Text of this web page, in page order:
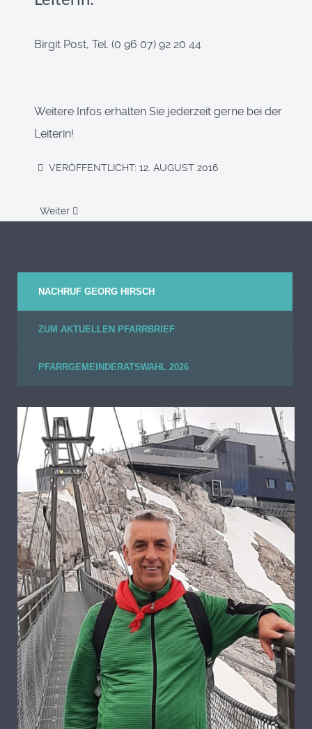
Birgit Post, Tel. (0 96 07) 92 20 44
Weitere Infos erhalten Sie jederzeit gerne bei der
Leiterin!
VERÖFFENTLICHT: 12. AUGUST 2016
Nächster Beitrag: Mutter - Kind - Gruppe
Weiter
NACHRUF GEORG HIRSCH
ZUM AKTUELLEN PFARRBRIEF
PFARRGEMEINDERATSWAHL 2026